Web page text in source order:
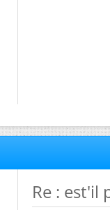
Re : est'il